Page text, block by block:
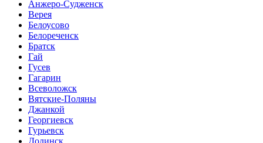
Анжеро-Судженск
Верея
Белоусово
Белореченск
Братск
Гай
Гусев
Гагарин
Всеволожск
Вятские-Поляны
Джанкой
Георгиевск
Гурьевск
Долинск